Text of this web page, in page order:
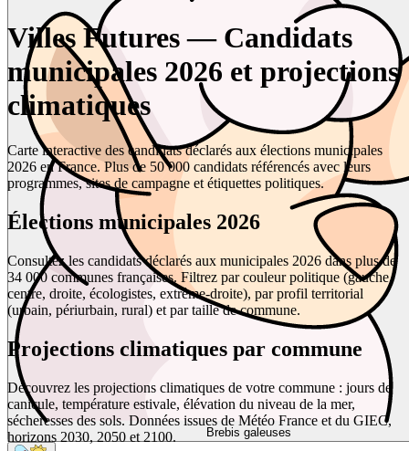
Brebis galeuses
Villes Futures — Candidats
municipales 2026 et projections
climatiques
Carte interactive des candidats déclarés aux élections municipales
2026 en France. Plus de 50 000 candidats référencés avec leurs
programmes, sites de campagne et étiquettes politiques.
Élections municipales 2026
Consultez les candidats déclarés aux municipales 2026 dans plus de
34 000 communes françaises. Filtrez par couleur politique (gauche,
centre, droite, écologistes, extrême-droite), par profil territorial
(urbain, périurbain, rural) et par taille de commune.
Projections climatiques par commune
Découvrez les projections climatiques de votre commune : jours de
canicule, température estivale, élévation du niveau de la mer,
sécheresses des sols. Données issues de Météo France et du GIEC,
horizons 2030, 2050 et 2100.